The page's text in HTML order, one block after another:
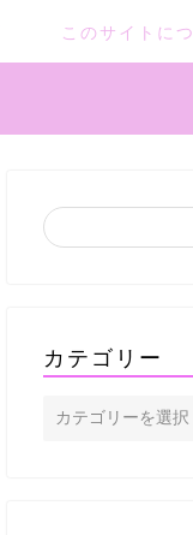
このサイトに
カテゴリー